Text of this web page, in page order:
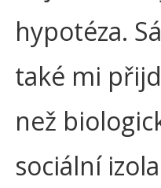
hypotéza.
také mi
než
sociální